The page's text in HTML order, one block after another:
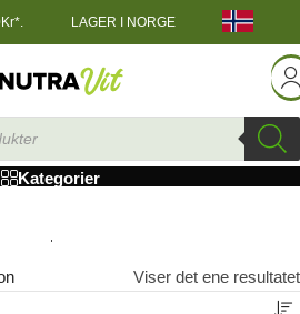
LAGER I NORGE
Nutrition
Kategorier
Viser det ene resultatet